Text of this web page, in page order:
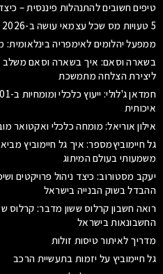
טיפים חשובים להתנהלות פיננסית –
5 טעויות מס שכל עצמאי עושה ב-2026 – רו"ח קרלוס ששון מסביר איך לתקן
ממפעל יהלומים לאימפריה בינלאומית:
בשארה וסאם: איך בשארה וסאם משלב
ליצירת הצלחה מתמשכת
איכותית
אילון אוריאל: מומחה כלכלי ואקטואר
גל חיימוביץמספר: איך גל חיימוביץ
משמעותי בעולם המיתוג
יעקב מסטורוב: כיצד ניהול פרויקטים
ההבדל בשוק הבנייה בישראל
רואה חשבון קרלוס ששון מדבר: קרלוס
החשבונאות בישראל
מדריך לאיתור טיסות זולות
גל חיימוביץ על יזמות בתעשיית הרכב